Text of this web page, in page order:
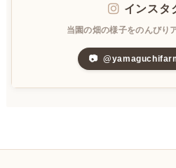
インスタ
当園の畑の様子をのんびり
📷